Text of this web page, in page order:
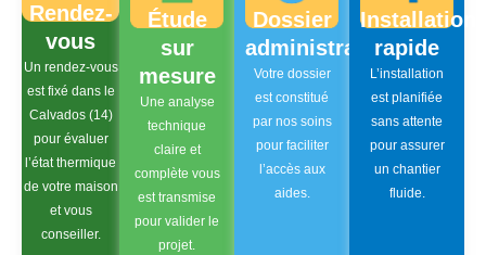
Rendez-
vous
Un rendez-vous
est fixé dans le
Calvados (14)
pour évaluer
l’état thermique
de votre maison
et vous
conseiller.
Étude
sur
mesure
Une analyse
technique
claire et
complète vous
est transmise
pour valider le
projet.
Dossier
administratif
Votre dossier
est constitué
par nos soins
pour faciliter
l’accès aux
aides.
Installation
rapide
L’installation
est planifiée
sans attente
pour assurer
un chantier
fluide.